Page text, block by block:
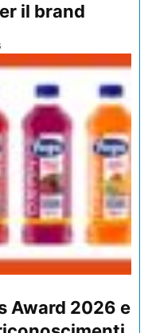
il brand
Award 2026 e